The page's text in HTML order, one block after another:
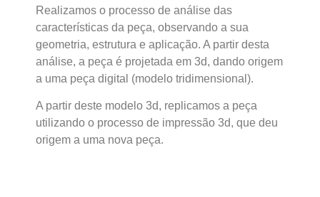
Realizamos o processo de análise das
características da peça, observando a sua
geometria, estrutura e aplicação. A partir desta
análise, a peça é projetada em 3d, dando origem
a uma peça digital (modelo tridimensional).
A partir deste modelo 3d, replicamos a peça
utilizando o processo de impressão 3d, que deu
origem a uma nova peça.